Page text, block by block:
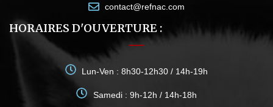
contact@refnac.com
HORAIRES D'OUVERTURE :
Lun-Ven : 8h30-12h30 / 14h-19h
Samedi : 9h-12h / 14h-18h